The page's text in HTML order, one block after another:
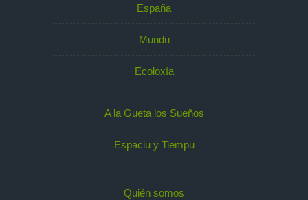
España
Mundu
Ecoloxía
A la Gueta los Sueños
Espaciu y Tiempu
Quién somos